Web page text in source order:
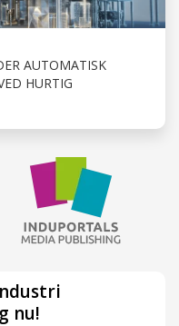
AUTOMATISK
HURTIG
nu!